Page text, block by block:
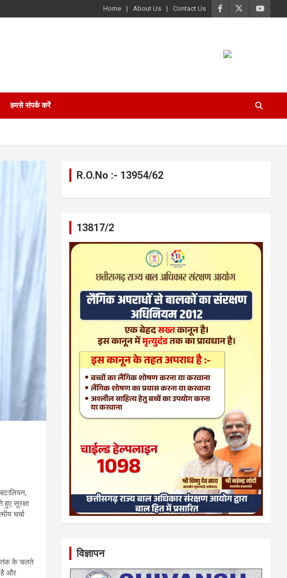
Home About Us Contact Us
हमसे संपर्क करें
सुरक्षा
चर्चा
आतंक के चलते
है और
R.O.No :- 13954/62
13817/2
विज्ञापन